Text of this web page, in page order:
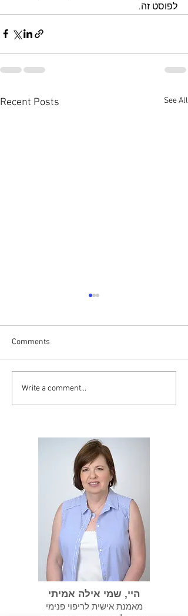
לפוסט זה.
Recent Posts See All
במידה ועברנו התעללות
נרקיסיסטית אנחנו צריכים
Comments
Write a comment...
היי, שמי אילה אמיתי
מאמנת אישית לריפוי פנימי